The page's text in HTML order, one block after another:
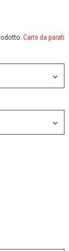
Carte da parati